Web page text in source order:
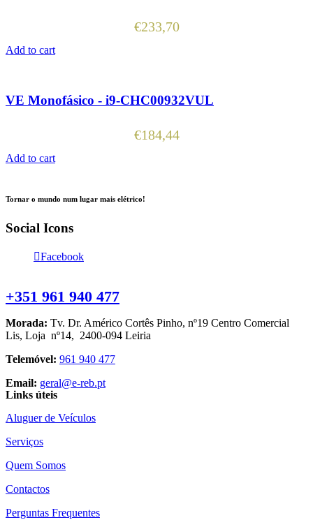
€233,70
Add to cart
VE Monofásico - i9-CHC00932VUL
€184,44
Add to cart
Tornar o mundo num lugar mais elétrico!
Social Icons
Facebook
+351 961 940 477
Morada: Tv. Dr. Américo Cortês Pinho, nº19 Centro Comercial
Lis, Loja nº14, 2400-094 Leiria
Telemóvel: 961 940 477
Email: geral@e-reb.pt
Links úteis
Aluguer de Veículos
Serviços
Quem Somos
Contactos
Perguntas Frequentes